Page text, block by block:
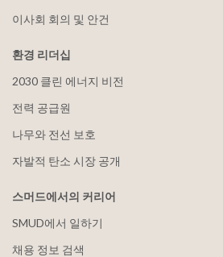
이사회 회의 및 안건
환경 리더십
2030 클린 에너지 비전
전력 공급원
나무와 전선 보호
자발적 탄소 시장 공개
스머드에서의 커리어
SMUD에서 일하기
채용 정보 검색